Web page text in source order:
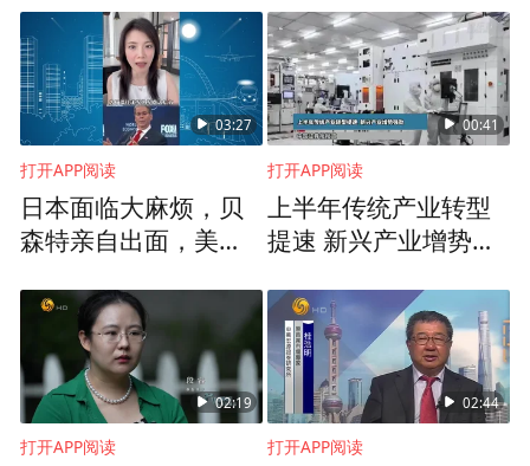
通过国家统一法律职业资格考试
取得法律职业资格，
从事仲裁工作满八年；
从事律师工作满八年；
曾任法官满八年；
从事法律研究、教学工作并具有高级职称；
具有法律知识、从事经济贸易等专业工作
03:27
打开APP阅读
日本面临大麻烦，贝
森特亲自出面，美方
救美债
00:41
打开APP阅读
上半年传统产业转型
提速 新兴产业增势强
02:19
打开APP阅读
02:44
打开APP阅读